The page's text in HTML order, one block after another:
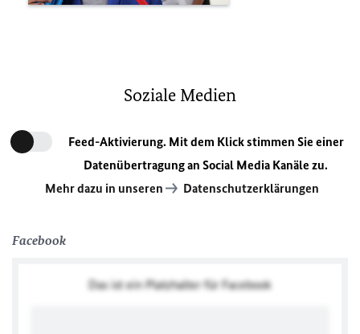
Soziale Medien
Feed-Aktivierung. Mit dem Klick stimmen Sie einer
Datenübertragung an Social Media Kanäle zu.
Mehr dazu in unseren
Datenschutzerklärungen
Facebook
Das ist ein Platzhalter für Facebook